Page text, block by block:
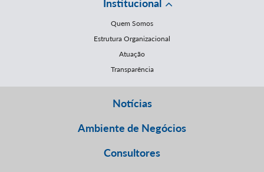
Institucional
Quem Somos
Estrutura Organizacional
Atuação
Transparência
Notícias
Ambiente de Negócios
Consultores